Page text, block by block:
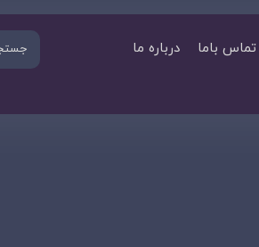
تماس باما درباره ما